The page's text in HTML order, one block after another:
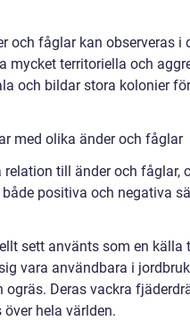
och fåglar kan observeras i
mycket territoriella och
och bildar stora kolonier
med olika änder och fåglar
till änder och fåglar,
positiva och negativa
sett använts som en källa
vara användbara i
Deras vackra
hela världen.